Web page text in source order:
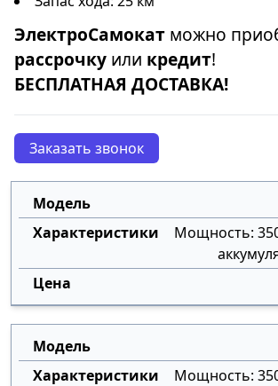
ЭлектроСамокат можно
рассрочку или кредит!
БЕСПЛАТНАЯ ДОСТАВКА!
Заказать звонок
Мощность:
Мощность: